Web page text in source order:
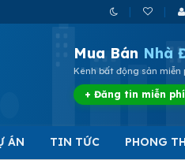
Mua Bán Nhà
Kênh bất động sản miễn
+ Đăng tin miễn phí
ÁN TIN TỨC PHONG